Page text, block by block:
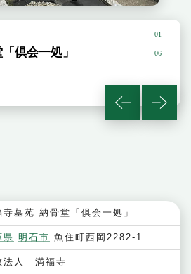
倶会一処」
01
06
寺墓苑 納骨堂「倶会一処」
県 明石市 魚住町西岡2282-1
法人 満福寺